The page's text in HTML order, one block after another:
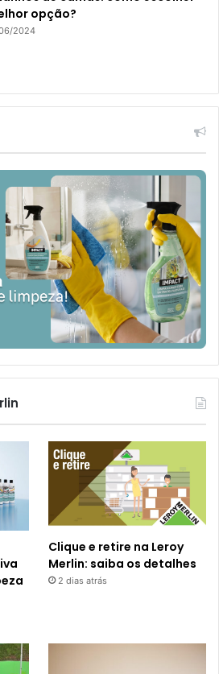
opção?
2024
Clique e retire na Leroy
Merlin: saiba os detalhes
2 dias atrás